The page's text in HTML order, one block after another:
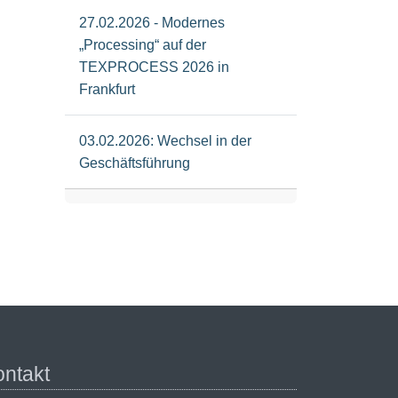
27.02.2026 - Modernes
„Processing“ auf der
TEXPROCESS 2026 in
Frankfurt
03.02.2026: Wechsel in der
Geschäftsführung